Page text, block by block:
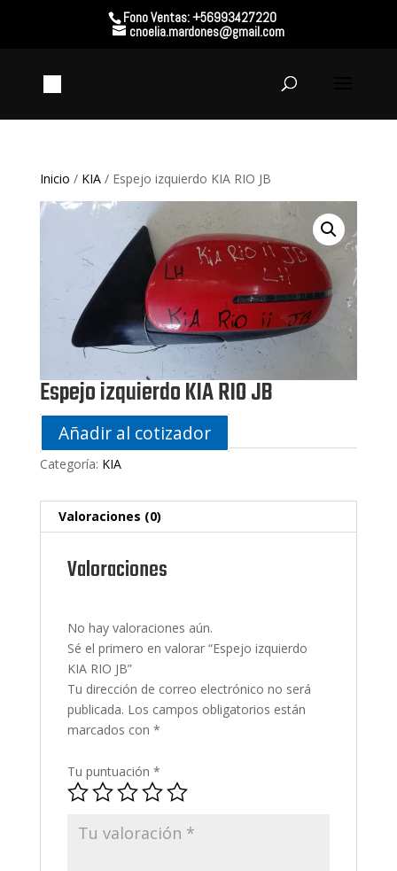
Fono Ventas: +56993427220
cnoelia.mardones@gmail.com
Inicio / KIA/ Espejo izquierdo KIA RIO JB
Espejo izquierdo KIA RIO JB
Añadir al cotizador
Categoría: KIA
Valoraciones (0)
Valoraciones
No hay valoraciones aún.
Sé el primero en valorar “Espejo izquierdo
KIA RIO JB”
Tu dirección de correo electrónico no será
publicada. Los campos obligatorios están
marcados con *
Tu puntuación *